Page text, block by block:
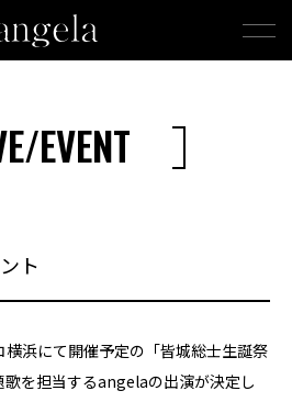
EVENT
ト
浜にて開催予定の「皆城総士生誕祭
を担当するangelaの出演が決定し